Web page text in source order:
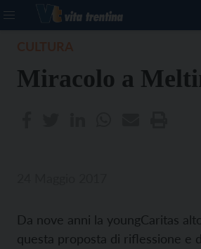
Miracolo a
Da nove anni la youngCaritas
questa proposta di riflessione e